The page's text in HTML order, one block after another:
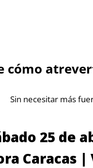
cómo
Sin necesitar más
25 de
Caracas |